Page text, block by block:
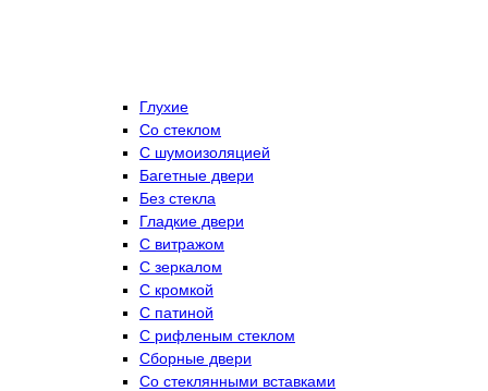
Глухие
Со стеклом
C шумоизоляцией
Багетные двери
Без стекла
Гладкие двери
С витражом
С зеркалом
С кромкой
С патиной
С рифленым стеклом
Сборные двери
Со стеклянными вставками